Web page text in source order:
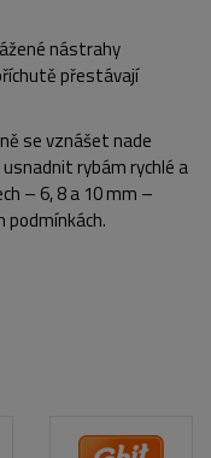
nástrahy
přestávají
se vznášet nade
rybám rychlé a
– 6, 8 a 10 mm –
podmínkách.